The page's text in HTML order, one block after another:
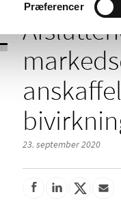
Præferencer
23. september 2020